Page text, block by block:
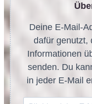
Deine E-Mail-
dafür genutzt,
Informationen
senden. Du
in jeder E-Mail